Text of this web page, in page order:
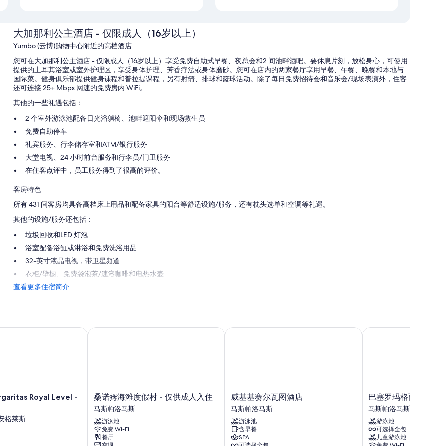
大加那利公主酒店 - 仅限成人（16岁以上）
Yumbo (云博)购物中心附近的高档酒店
您可在大加那利公主酒店 - 仅限成人（16岁以上）享受免费自助式早餐、夜总会和2 间池畔酒吧。要休息片刻，放松身心，可使用
提供的土耳其浴室或室外护理区，享受身体护理、芳香疗法或身体磨砂。您可在店内的两家餐厅享用早餐、午餐、晚餐和本地与
国际菜。健身俱乐部提供健身课程和普拉提课程，另有射箭、排球和篮球活动。除了每日免费招待会和音乐会/现场表演外，住客
还可连接 25+ Mbps 网速的免费房内 WiFi。
其他的一些礼遇包括：
2 个室外游泳池配备日光浴躺椅、池畔遮阳伞和现场救生员
免费自助停车
礼宾服务、行李储存室和ATM/银行服务
大堂电视、24 小时前台服务和行李员/门卫服务
在住客点评中，员工服务得到了很高的评价。
客房特色
所有 431 间客房均具备高档床上用品和配备家具的阳台等舒适设施/服务，还有枕头选单和空调等礼遇。
其他的设施/服务还包括：
垃圾回收和LED 灯泡
浴室配备浴缸或淋浴和免费洗浴用品
32-英寸液晶电视，带卫星频道
衣柜/壁橱、免费袋泡茶/速溶咖啡和电热水壶
查看更多住宿简介
Royal Level -
格莱斯
Royal Level - 仅限成人
桑
诺
姆
海
滩
度
桑诺姆海滩度假村 - 仅供成人入住
马斯帕洛马斯
游泳池
免费 Wi-Fi
餐厅
桑诺姆海滩度假村 - 仅供成人入住
威
基
基
赛
尔
瓦
威基基赛尔瓦图酒店
马斯帕洛马斯
游泳池
含早餐
SPA
威基基赛尔瓦图酒店
巴
塞
罗
玛
格
丽
巴塞罗玛格丽塔
马斯帕洛马斯
游泳池
可选择全包
儿童游泳池
巴塞罗玛格丽塔